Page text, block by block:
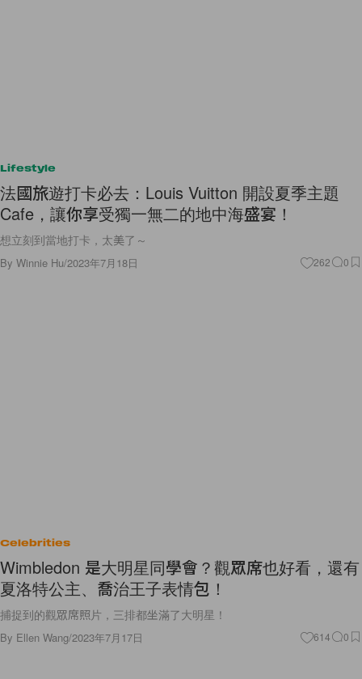
Lifestyle
法國旅遊打卡必去：Louis Vuitton 開設夏季主題
Cafe，讓你享受獨一無二的地中海盛宴！
想立刻到當地打卡，太美了～
By Winnie Hu/2023年7月18日 262 0
Celebrities
Wimbledon 是大明星同學會？觀眾席也好看，還有
夏洛特公主、喬治王子表情包！
捕捉到的觀眾席照片，三排都坐滿了大明星！
By Ellen Wang/2023年7月17日 614 0